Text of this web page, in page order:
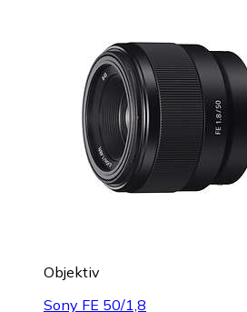
Objektiv
Sony FE 50/1,8